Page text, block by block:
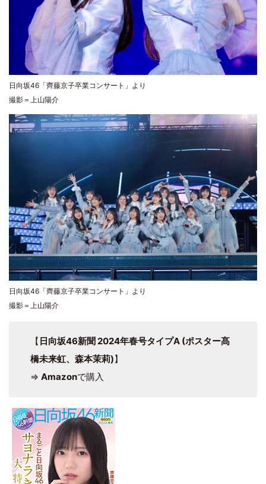
日向坂46「齊藤京子卒業コンサート」より
撮影＝上山陽介
日向坂46「齊藤京子卒業コンサート」より
撮影＝上山陽介
【 日向坂46新聞 2024年春号タイプA (ポスター髙
橋未来虹、森本茉莉)】
⇒ Amazonで購入